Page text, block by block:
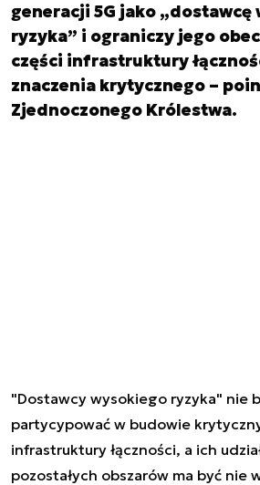
generacji 5G jako „dostawcę
ryzyka” i ograniczy jego
części infrastruktury
znaczenia krytycznego –
Zjednoczonego Królestwa.
"Dostawcy wysokiego ryzyka" nie
partycypować w budowie
infrastruktury łączności, a ich
pozostałych obszarów ma być nie